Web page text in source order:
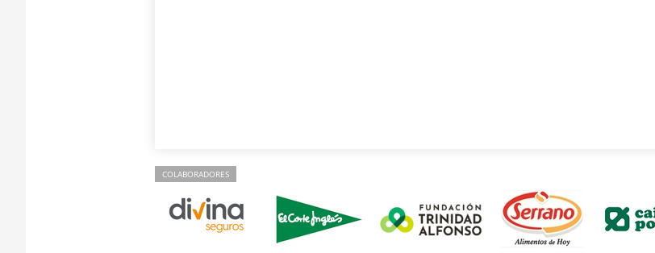
COLABORADORES